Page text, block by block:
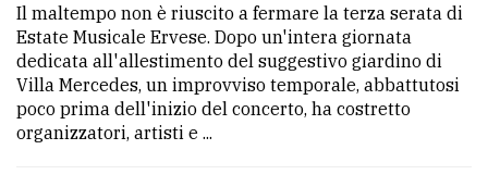
Il maltempo non è riuscito a fermare la terza serata di
Estate Musicale Ervese. Dopo un'intera giornata
dedicata all'allestimento del suggestivo giardino di
Villa Mercedes, un improvviso temporale, abbattutosi
poco prima dell'inizio del concerto, ha costretto
organizzatori, artisti e ...